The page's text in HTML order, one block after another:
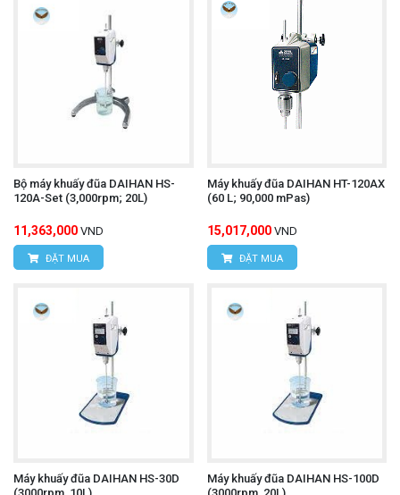
Bộ máy khuấy đũa DAIHAN HS-
120A-Set (3,000rpm; 20L)
11,363,000 VND
ĐẶT MUA
Máy khuấy đũa DAIHAN HT-120AX
(60 L; 90,000 mPas)
15,017,000 VND
ĐẶT MUA
Máy khuấy đũa DAIHAN HS-30D
Máy khuấy đũa DAIHAN HS-100D